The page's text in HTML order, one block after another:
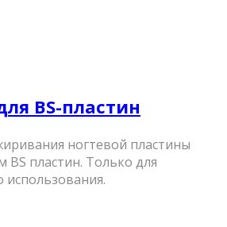
BS-пластин
ногтевой пластины
пластин. Только для
использования.